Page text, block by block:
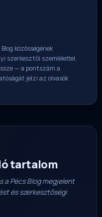
közösségének
szerkesztői szemlélettel,
— a pontszám a
jelzi az olvasók
tartalom
a Pécs Blog megjelent
és szerkesztőségi